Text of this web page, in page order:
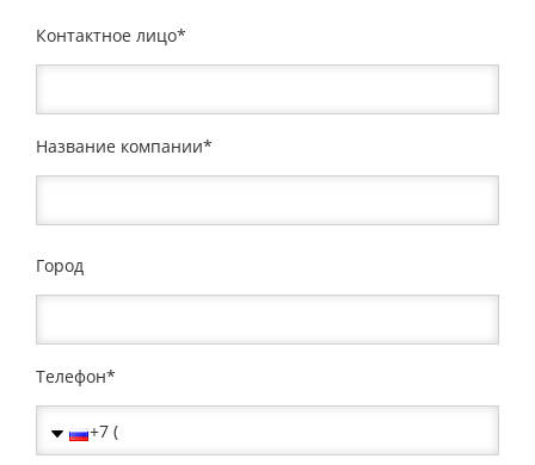
Контактное лицо
Название компании
Город
Телефон